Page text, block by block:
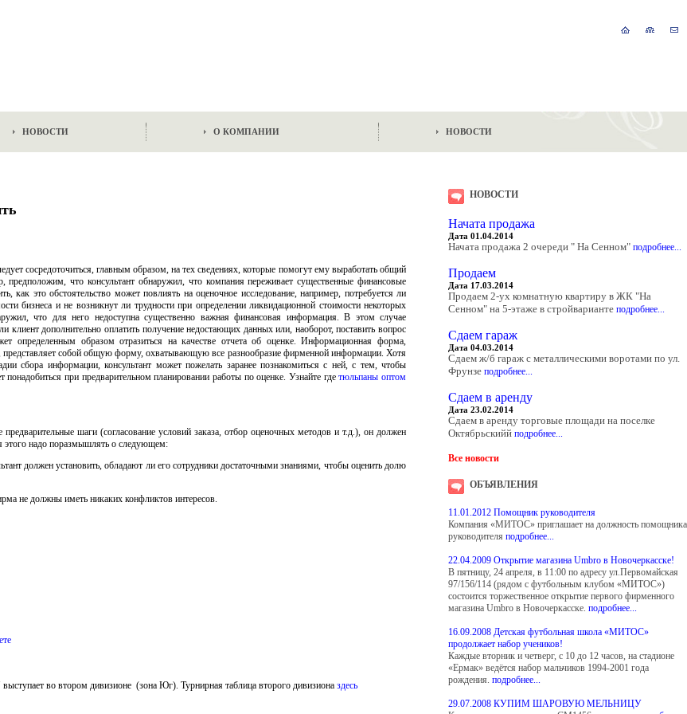
НОВОСТИ О КОМПАНИИ НОВОСТИ
сосредоточиться, главным образом, на тех сведениях, которые помогут ему выработать общий
предположим, что консультант обнаружил, что компания переживает существенные финансовые
как это обстоятельство может повлиять на оценочное исследование, например, потребуется ли
бизнеса и не возникнут ли трудности при определении ликвидационной стоимости некоторых
что для него недоступна существенно важная финансовая информация. В этом случае
клиент дополнительно оплатить получение недостающих данных или, наоборот, поставить вопрос
определенным образом отразиться на качестве отчета об оценке. Информационная форма,
представляет собой общую форму, охватывающую все разнообразие фирменной информации. Хотя
сбора информации, консультант может пожелать заранее познакомиться с ней, с тем, чтобы
при предварительном планировании работы по оценке. Узнайте гдетюльпаны оптом
предварительные шаги (согласование условий заказа, отбор оценочных методов и т.д.), он должен
этого надо поразмышлять о следующем:
должен установить, обладают ли его сотрудники достаточными знаниями, чтобы оценить долю
не должны иметь никаких конфликтов интересов.
во втором дивизионе (зона Юг). Турнирная таблица второго дивизиона здесь
НОВОСТИ
Начата продажа
Дата 01.04.2014
Начата продажа 2 очереди " На Сенном" подробнее...
Продаем
Дата 17.03.2014
Продаем 2-ух комнатную квартиру в ЖК "На
Сенном" на 5-этаже в стройварианте подробнее...
Сдаем гараж
Дата 04.03.2014
Сдаем ж/б гараж с металлическими воротами по ул.
Фрунзе подробнее...
Сдаем в аренду
Дата 23.02.2014
Сдаем в аренду торговые площади на поселке
Октябрьскийй подробнее...
Все новости
ОБЪЯВЛЕНИЯ
11.01.2012 Помощник руководителя
Компания «МИТОС» приглашает на должность помощника
руководителя подробнее...
22.04.2009 Открытие магазина Umbro в Новочеркасске!
В пятницу, 24 апреля, в 11:00 по адресу ул.Первомайская
97/156/114 (рядом с футбольным клубом «МИТОС»)
состоится торжественное открытие первого фирменного
магазина Umbro в Новочеркасске. подробнее...
16.09.2008 Детская футбольная школа «МИТОС»
продолжает набор учеников!
Каждые вторник и четверг, с 10 до 12 часов, на стадионе
«Ермак» ведётся набор мальчиков 1994-2001 года
рождения. подробнее...
29.07.2008 КУПИМ ШАРОВУЮ МЕЛЬНИЦУ